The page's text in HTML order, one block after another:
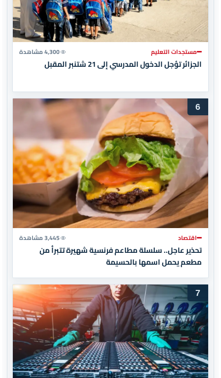
مستجدات التعليم 4,300 مشاهدة
الجزائر تؤجل الدخول المدرسي إلى 21 شتنبر المقبل
6
اقتصاد 3,445 مشاهدة
تحذير عاجل.. سلسلة مطاعم فرنسية شهيرة تتبرأ من
مطعم يحمل اسمها بالحسيمة
7